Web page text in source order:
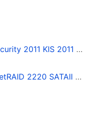
eRaySecure Kaspersky Internet Security 2011 KIS 2011 使用手册
HighPoint Technologies, Inc. RocketRAID 2220 SATAII 磁碟陣列卡 使用手冊